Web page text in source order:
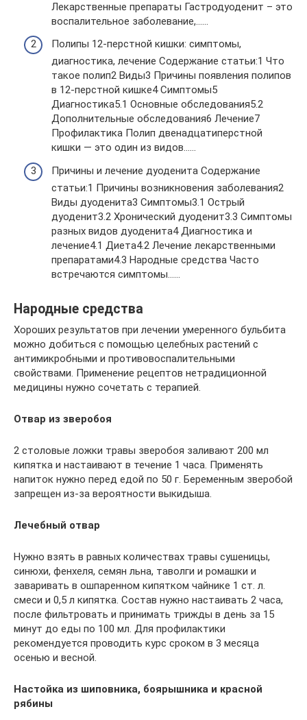
Лекарственные препараты Гастродуоденит – это
воспалительное заболевание,……
Полипы 12-перстной кишки: симптомы,
диагностика, лечение Cодержание статьи:1 Что
такое полип2 Виды3 Причины появления полипов
в 12-перстной кишке4 Симптомы5
Диагностика5.1 Основные обследования5.2
Дополнительные обследования6 Лечение7
Профилактика Полип двенадцатиперстной
кишки — это один из видов……
Причины и лечение дуоденита Cодержание
статьи:1 Причины возникновения заболевания2
Виды дуоденита3 Симптомы3.1 Острый
дуоденит3.2 Хронический дуоденит3.3 Симптомы
разных видов дуоденита4 Диагностика и
лечение4.1 Диета4.2 Лечение лекарственными
препаратами4.3 Народные средства Часто
встречаются симптомы……
Народные средства
Хороших результатов при лечении умеренного бульбита
можно добиться с помощью целебных растений с
антимикробными и противовоспалительными
свойствами. Применение рецептов нетрадиционной
медицины нужно сочетать с терапией.
Отвар из зверобоя
2 столовые ложки травы зверобоя заливают 200 мл
кипятка и настаивают в течение 1 часа. Применять
напиток нужно перед едой по 50 г. Беременным зверобой
запрещен из-за вероятности выкидыша.
Лечебный отвар
Нужно взять в равных количествах травы сушеницы,
синюхи, фенхеля, семян льна, таволги и ромашки и
заваривать в ошпаренном кипятком чайнике 1 ст. л.
смеси и 0,5 л кипятка. Состав нужно настаивать 2 часа,
после фильтровать и принимать трижды в день за 15
минут до еды по 100 мл. Для профилактики
рекомендуется проводить курс сроком в 3 месяца
осенью и весной.
Настойка из шиповника, боярышника и красной
рябины